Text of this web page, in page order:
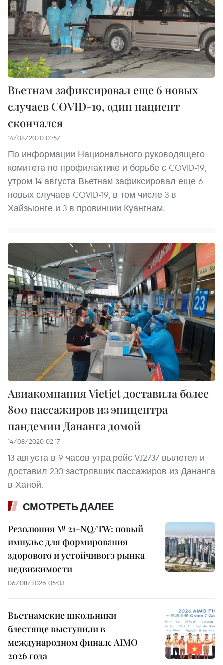
Вьетнам зафиксировал еще 6 новых
случаев COVID-19, один пациент
скончался
14/08/2020 01:57
По информации Национального руководящего
комитета по профилактике и борьбе с COVID-19,
утром 14 августа Вьетнам зафиксировал еще 6
новых случаев COVID-19, в том числе 3 в
Хайзыонге и 3 в провинции Куангнам.
Авиакомпания Vietjet доставила более
800 пассажиров из эпицентра
пандемии Дананга домой
14/08/2020 02:17
13 августа в 9 часов утра рейс VJ2737 вылетел и
доставил 230 застрявших пассажиров из Дананга
в Ханой.
СМОТРЕТЬ ДАЛЕЕ
Резолюция № 21-NQ/TW: новый
импульс для формирования
здорового и устойчивого рынка
недвижимости
06/08/2026 05:03
Вьетнамские школьники
блестяще выступили в
международном финале AIMO
2026 года